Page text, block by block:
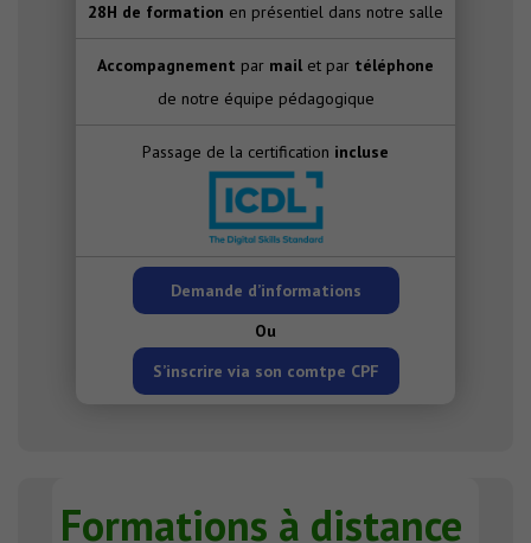
28H de formation en présentiel dans notre salle
Accompagnement par mail et par téléphone
de notre équipe pédagogique
Passage de la certification incluse
Demande d’informations
Ou
S’inscrire via son comtpe CPF
Formations à distance